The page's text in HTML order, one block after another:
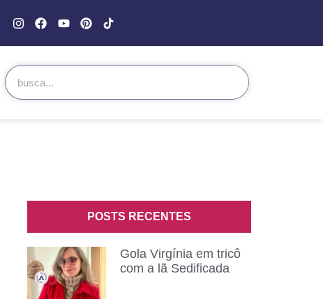
POSTS RECENTES
Gola Virgínia em tricô
com a lã Sedificada